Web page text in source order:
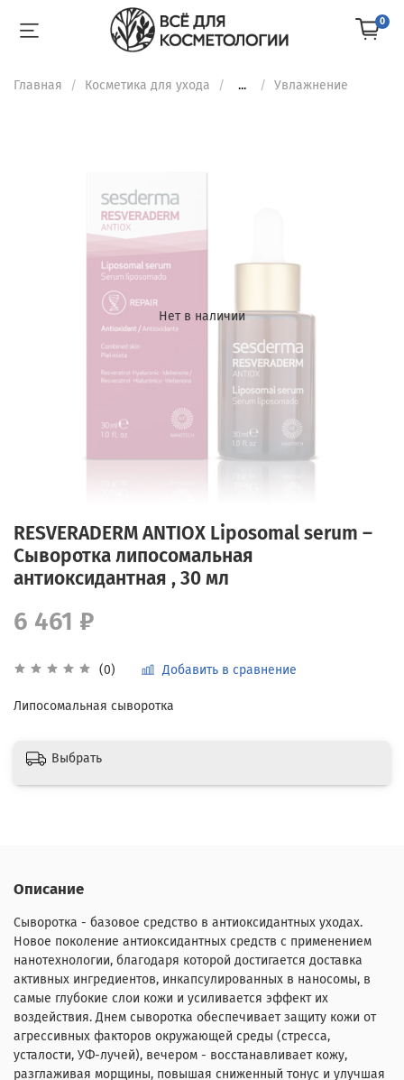
0
Главная Косметика для ухода ... Увлажнение
Нет в наличии
RESVERADERM ANTIOX Liposomal serum –
Сыворотка липосомальная
антиоксидантная , 30 мл
(0) Добавить в сравнение
6 461 ₽
Липосомальная сыворотка
Выбрать
Описание
Сыворотка - базовое средство в антиоксидантных уходах.
Новое поколение антиоксидантных средств с применением
нанотехнологии, благодаря которой достигается доставка
активных ингредиентов, инкапсулированных в наносомы, в
самые глубокие слои кожи и усиливается эффект их
воздействия. Днем сыворотка обеспечивает защиту кожи от
агрессивных факторов окружающей среды (стресса,
усталости, УФ-лучей), вечером - восстанавливает кожу,
разглаживая морщины, повышая сниженный тонус и улучшая